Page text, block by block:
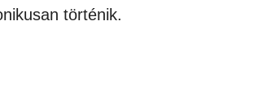
történik.